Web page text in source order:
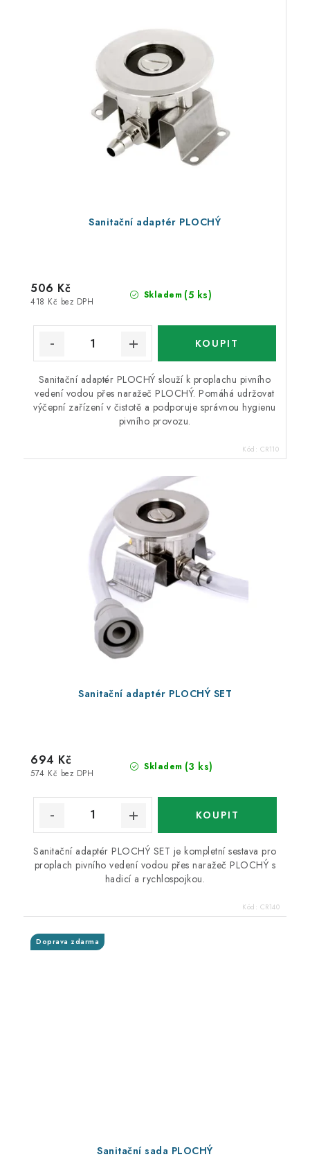
Sanitační adaptér PLOCHÝ
Skladem (5 ks)
418 Kč bez DPH
506 Kč
Sanitační adaptér PLOCHÝ slouží k proplachu pivního
vedení vodou přes naražeč PLOCHÝ. Pomáhá udržovat
výčepní zařízení v čistotě a podporuje správnou hygienu
pivního provozu.
Kód: CR110
Sanitační adaptér PLOCHÝ SET
Skladem (3 ks)
574 Kč bez DPH
694 Kč
Sanitační adaptér PLOCHÝ SET je kompletní sestava pro
proplach pivního vedení vodou přes naražeč PLOCHÝ s
hadicí a rychlospojkou.
Kód: CR140
Sanitační sada PLOCHÝ
Doprava zdarma